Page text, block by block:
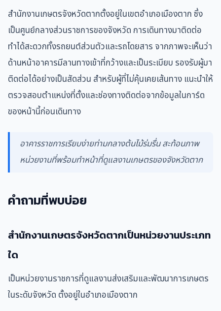
สำนักงานเกษตรจังหวัดตากตั้งอยู่ในเขตอำเภอเมืองตาก ซึ่ง
เป็นศูนย์กลางส่วนราชการของจังหวัด การเดินทางมาติดต่อ
ทำได้สะดวกทั้งรถยนต์ส่วนตัวและรถโดยสาร จากภาพจะเห็นว่า
ด้านหน้าอาคารมีลานทางเข้าที่กว้างและเป็นระเบียบ รองรับผู้มา
ติดต่อได้อย่างเป็นสัดส่วน สำหรับผู้ที่ไม่คุ้นเคยเส้นทาง แนะนำให้
ตรวจสอบตำแหน่งที่ตั้งและช่องทางติดต่อจากข้อมูลในการ์ด
ของหน้านี้ก่อนเดินทาง
อาคารราชการเรียบง่ายท่ามกลางต้นไม้ร่มรื่น สะท้อนภาพ
หน่วยงานที่พร้อมทำหน้าที่ดูแลงานเกษตรของจังหวัดตาก
คำถามที่พบบ่อย
สำนักงานเกษตรจังหวัดตากเป็นหน่วยงานประเภท
ใด
เป็นหน่วยงานราชการที่ดูแลงานส่งเสริมและพัฒนาการเกษตร
ในระดับจังหวัด ตั้งอยู่ในอำเภอเมืองตาก